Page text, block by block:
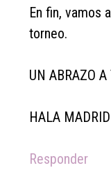
En fin, vamos
torneo.
UN ABRAZO A
HALA MADRID
Responder